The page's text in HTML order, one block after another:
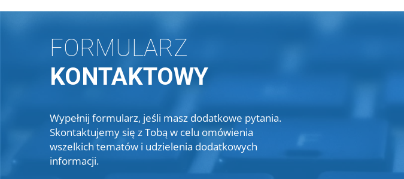
FORMULARZ
KONTAKTOWY
Wypełnij formularz, jeśli masz dodatkowe pytania.
Skontaktujemy się z Tobą w celu omówienia
wszelkich tematów i udzielenia dodatkowych
informacji.